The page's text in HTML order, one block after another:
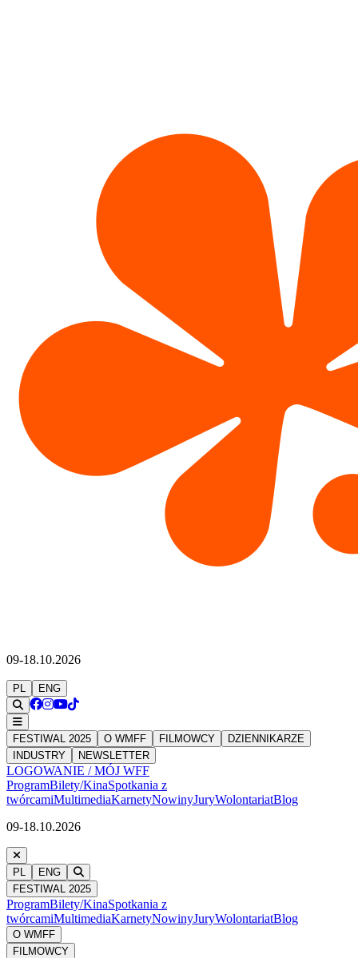
09-18.10.2026
PL ENG
FESTIWAL 2025 O WMFF FILMOWCY
DZIENNIKARZE
INDUSTRY
NEWSLETTER
LOGOWANIE / MÓJ WFF
ProgramBilety/KinaSpotkania z
twórcamiMultimediaKarnetyNowinyJuryWolontariatBlog
09-18.10.2026
PL
ENG
FESTIWAL 2025
ProgramBilety/KinaSpotkania z
twórcamiMultimediaKarnetyNowinyJuryWolontariatBlog
O WMFF
FILMOWCY